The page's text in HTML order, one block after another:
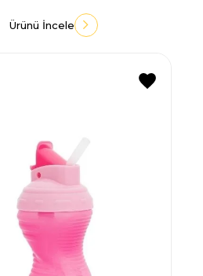
Ürünü İncele